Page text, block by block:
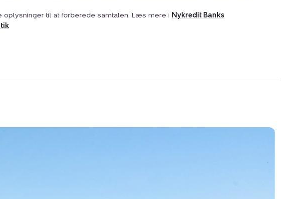
oplysninger til at forberede samtalen. Læs mere i Nykredit Banks